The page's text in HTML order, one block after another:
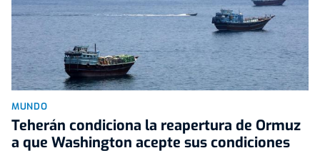
MUNDO
Teherán condiciona la reapertura de Ormuz
a que Washington acepte sus condiciones